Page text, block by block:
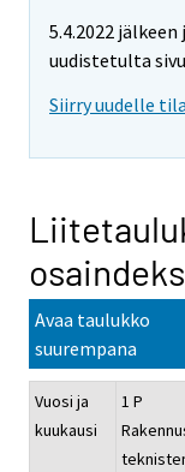
5.4.2022
uudistetulta
Siirry uudelle
Avaa taulukko
suurempana
Vuosi ja
kuukausi
1 P